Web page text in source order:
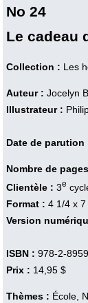
No 24
Le cadeau
Collection : Les
Auteur : Jocelyn
Illustrateur :
Date de parution
Nombre de
Clientèle : 3e
Format : 4 1/4 x
Version
ISBN : 978-2-
Prix : 14,95 $
Thèmes : École,